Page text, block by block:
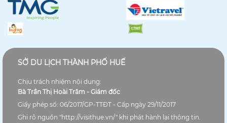
SỞ DU LỊCH THÀNH PHỐ HUẾ
Chịu trách nhiệm nội dung:
Bà Trần Thị Hoài Trâm - Giám đốc
Giấy phép số: 06/2017/GP-TTĐT - Cấp ngày 29/11/2017
Ghi rõ nguồn "http://visithue.vn/" khi phát hành lại thông tin.